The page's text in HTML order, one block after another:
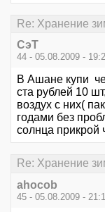
Re: Хранение
СэТ
44 - 05.08.2009 -
В Ашане купи
ста рублей 10
воздух с них(
годами без
солнца прикрой
Re: Хранение
ahocob
45 - 05.08.2009 -